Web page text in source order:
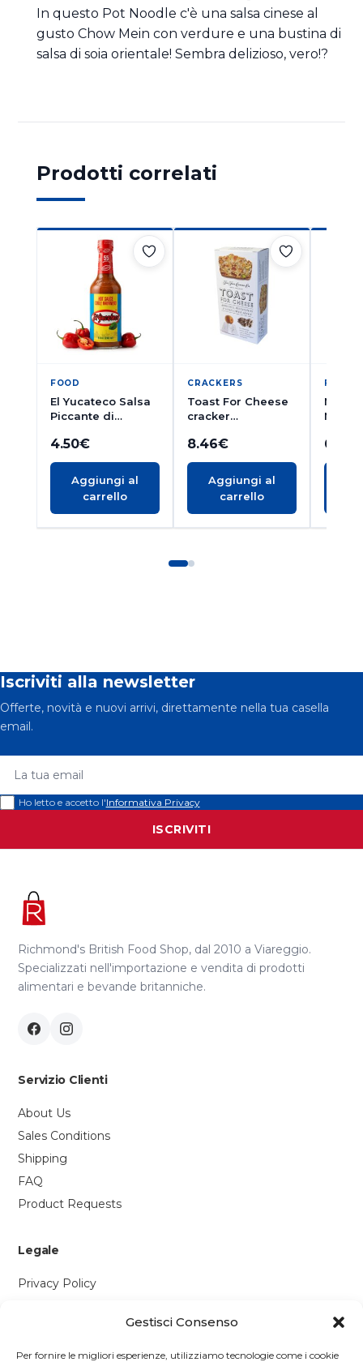
Gestisci Consenso
Per fornire le migliori esperienze, utilizziamo tecnologie come i cookie
In questo Pot Noodle c'è una salsa cinese al
gusto Chow Mein con verdure e una bustina di
salsa di soia orientale! Sembra delizioso, vero!?
Prodotti correlati
FOOD
El Yucateco Salsa
Piccante di
Rosso120ml
4.50€
Aggiungi al
carrello
CRACKERS
Toast For Cheese
cracker
Pistacchi e Semi di
Sesamo 100g
8.46€
Aggiungi al
carrello
FOOD
6.37
Iscriviti alla newsletter
Offerte, novità e nuovi arrivi, direttamente nella tua casella
email.
Ho letto e accetto l'Informativa Privacy
ISCRIVITI
Richmond's British Food Shop, dal 2010 a Viareggio.
Specializzati nell'importazione e vendita di prodotti
alimentari e bevande britanniche.
Servizio Clienti
About Us
Sales Conditions
Shipping
FAQ
Product Requests
Legale
Privacy Policy
Contattaci